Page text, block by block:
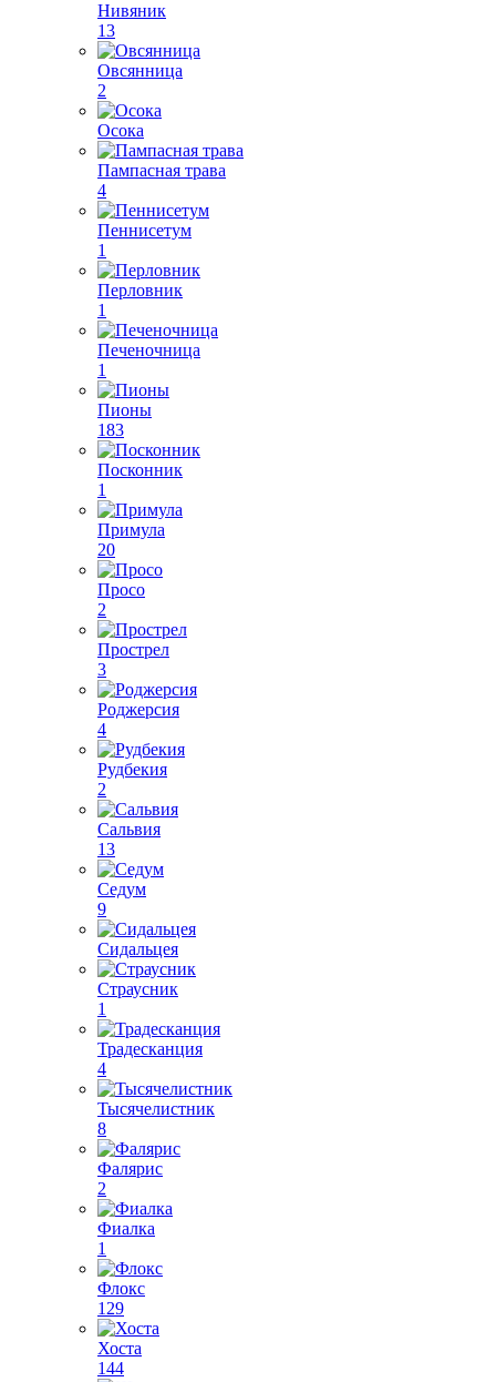
Нивяник
13
Овсянница
2
Осока
Пампасная трава
4
Пеннисетум
1
Перловник
1
Печеночница
1
Пионы
183
Посконник
1
Примула
20
Просо
2
Прострел
3
Роджерсия
4
Рудбекия
2
Сальвия
13
Седум
9
Сидальцея
Страусник
1
Традесканция
4
Тысячелистник
8
Фалярис
2
Фиалка
1
Флокс
129
Хоста
144